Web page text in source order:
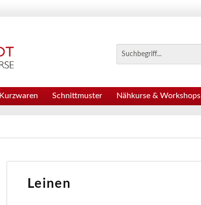
Kurzwaren Schnittmuster Nähkurse & Workshops
Leinen